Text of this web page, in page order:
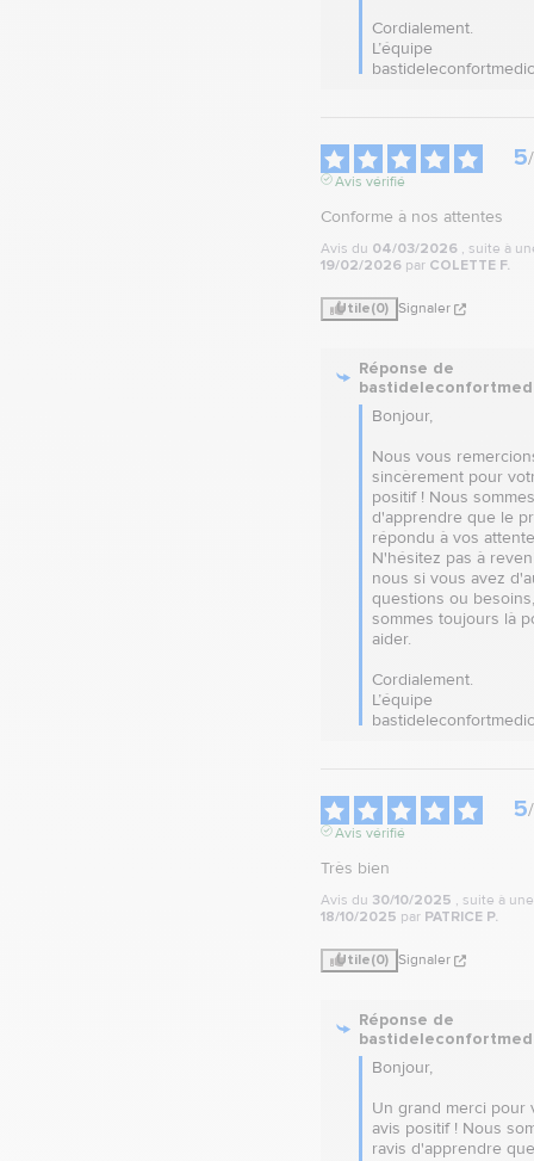
Cordialement.
L’équipe
5/
Avis vérifié
Conforme à nos attentes
Avis du 04/03/2026 , suite à
19/02/2026 par COLETTE F.
Utile(0) Signaler
Réponse de
Bonjour,
Nous vous
sincèrement pour
positif ! Nous
d'apprendre que le
répondu à vos
N'hésitez pas à
nous si vous avez
questions ou
sommes toujours là
aider.
Cordialement.
L’équipe
5/
Avis vérifié
Très bien
Avis du 30/10/2025 , suite à
18/10/2025 par PATRICE P.
Utile(0) Signaler
Réponse de
Bonjour,
Un grand merci pour
avis positif ! Nous
ravis d'apprendre